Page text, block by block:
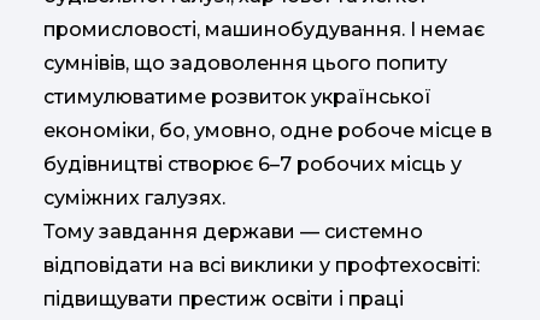
промисловості, машинобудування. І немає
сумнівів, що задоволення цього попиту
стимулюватиме розвиток української
економіки, бо, умовно, одне робоче місце в
будівництві створює 6–7 робочих місць у
суміжних галузях.
Тому завдання держави — системно
відповідати на всі виклики у профтехосвіті:
підвищувати престиж освіти і праці